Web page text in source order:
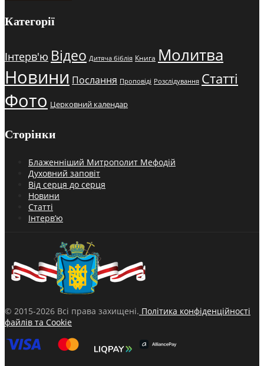
Категорії
Інтерв'ю Відео Дитяча біблія Книга Молитва
Новини Послання Проповіді Розслідування Статті
Фото Церковний календар
Сторінки
Блаженніший Митрополит Мефодій
Духовний заповіт
Від серця до серця
Новини
Статті
Інтерв’ю
© 2015-2026 Всі права захищені. Політика конфіденційності
файлів та Cookie